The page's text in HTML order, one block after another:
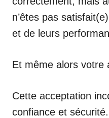
n’êtes pas
et de leurs
Et même alors votre
Cette acceptation
confiance et sécurité.